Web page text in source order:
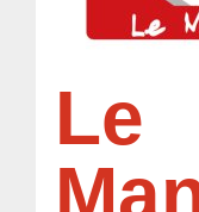
Le